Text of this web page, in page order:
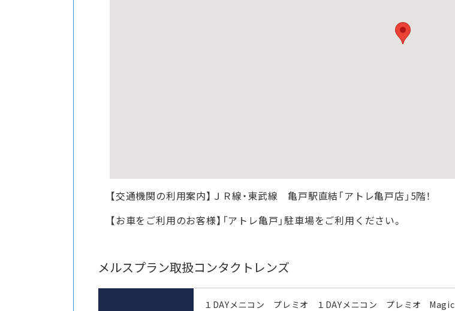
【交通機関の利用案内】ＪＲ線・東武線 亀戸駅直結「アトレ亀戸店」5階！
【お車をご利用のお客様】「アトレ亀戸」駐車場をご利用ください。
メルスプラン取扱コンタクトレンズ
１DAYメニコン プレミオ
１DAYメニコン プレミオ
Magic